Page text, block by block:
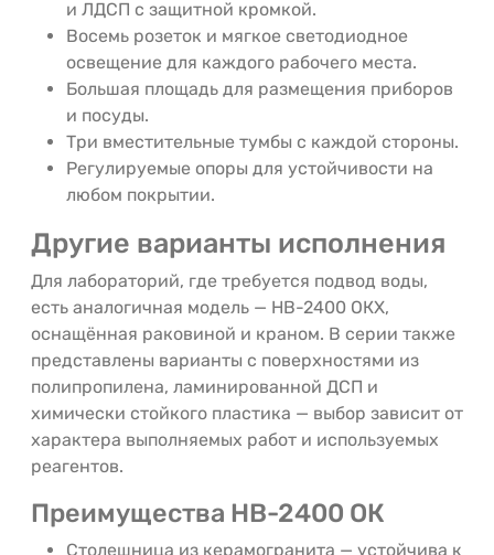
и ЛДСП с защитной кромкой.
Восемь розеток и мягкое светодиодное
освещение для каждого рабочего места.
Большая площадь для размещения приборов
и посуды.
Три вместительные тумбы с каждой стороны.
Регулируемые опоры для устойчивости на
любом покрытии.
Другие варианты исполнения
Для лабораторий, где требуется подвод воды,
есть аналогичная модель — НВ-2400 ОКХ,
оснащённая раковиной и краном. В серии также
представлены варианты с поверхностями из
полипропилена, ламинированной ДСП и
химически стойкого пластика — выбор зависит от
характера выполняемых работ и используемых
реагентов.
Преимущества НВ-2400 ОК
Столешница из керамогранита — устойчива к